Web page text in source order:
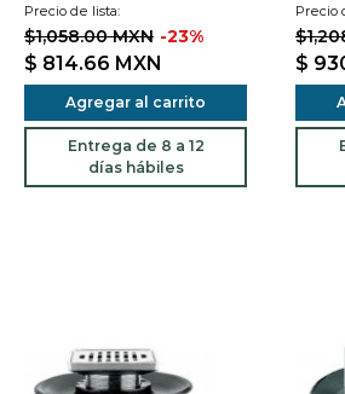
Precio de lista:
$1,058.00 MXN -23%
$ 814.66 MXN
Agregar al carrito
Entrega de 8 a 12
días hábiles
Precio
$